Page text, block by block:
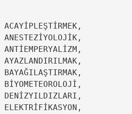
ANESTEZİYOLOJİK,
AYAZLANDIRILMAK,
DENİZYILDIZLARI,